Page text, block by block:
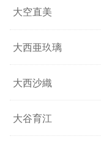
大空直美
大西亜玖璃
大西沙織
大谷育江